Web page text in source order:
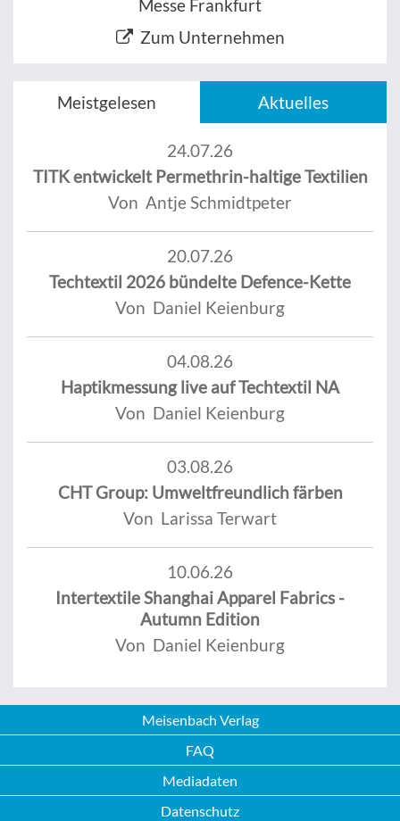
Messe Frankfurt
Zum Unternehmen
Meistgelesen Aktuelles
24.07.26
TITK entwickelt Permethrin-haltige Textilien
Von Antje Schmidtpeter
20.07.26
Techtextil 2026 bündelte Defence-Kette
Von Daniel Keienburg
04.08.26
Haptikmessung live auf Techtextil NA
Von Daniel Keienburg
03.08.26
CHT Group: Umweltfreundlich färben
Von Larissa Terwart
10.06.26
Intertextile Shanghai Apparel Fabrics -
Autumn Edition
Von Daniel Keienburg
Meisenbach Verlag
FAQ
Mediadaten
Datenschutz